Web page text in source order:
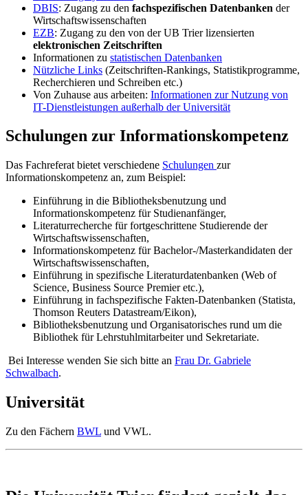
DBIS: Zugang zu den fachspezifischen Datenbanken der
Wirtschaftswissenschaften
EZB: Zugang zu den von der UB Trier lizensierten
elektronischen Zeitschriften
Informationen zu statistischen Datenbanken
Nützliche Links (Zeitschriften-Rankings, Statistikprogramme,
Recherchieren und Schreiben etc.)
Von Zuhause aus arbeiten: Informationen zur Nutzung von
IT-Dienstleistungen außerhalb der Universität
Schulungen zur Informationskompetenz
Das Fachreferat bietet verschiedene Schulungen zur
Informationskompetenz an, zum Beispiel:
Einführung in die Bibliotheksbenutzung und
Informationskompetenz für Studienanfänger,
Literaturrecherche für fortgeschrittene Studierende der
Wirtschaftswissenschaften,
Informationskompetenz für Bachelor-/Masterkandidaten der
Wirtschaftswissenschaften,
Einführung in spezifische Literaturdatenbanken (Web of
Science, Business Source Premier etc.),
Einführung in fachspezifische Fakten-Datenbanken (Statista,
Thomson Reuters Datastream/Eikon),
Bibliotheksbenutzung und Organisatorisches rund um die
Bibliothek für Lehrstuhlmitarbeiter und Sekretariate.
Bei Interesse wenden Sie sich bitte an Frau Dr. Gabriele
Schwalbach.
Universität
Zu den Fächern BWL und VWL.